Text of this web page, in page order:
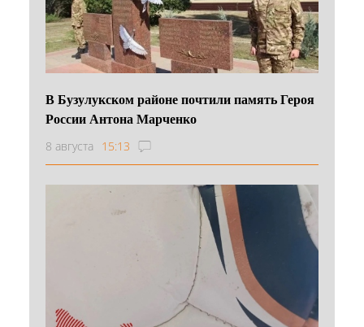
В Бузулукском районе почтили память Героя
России Антона Марченко
8 августа 15:13